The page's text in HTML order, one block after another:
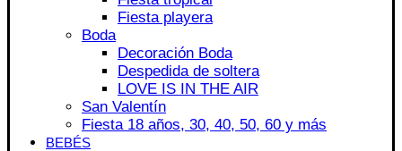
Fiesta playera
Boda
Decoración Boda
Despedida de soltera
LOVE IS IN THE AIR
San Valentín
Fiesta 18 años, 30, 40, 50, 60 y más
BEBÉS